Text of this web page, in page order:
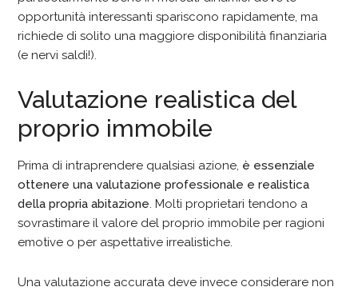
opportunità interessanti spariscono rapidamente, ma
richiede di solito una maggiore disponibilità finanziaria
(e nervi saldi!).
Valutazione realistica del
proprio immobile
Prima di intraprendere qualsiasi azione, è essenziale
ottenere una valutazione professionale e realistica
della propria abitazione. Molti proprietari tendono a
sovrastimare il valore del proprio immobile per ragioni
emotive o per aspettative irrealistiche.
Una valutazione accurata deve invece considerare non